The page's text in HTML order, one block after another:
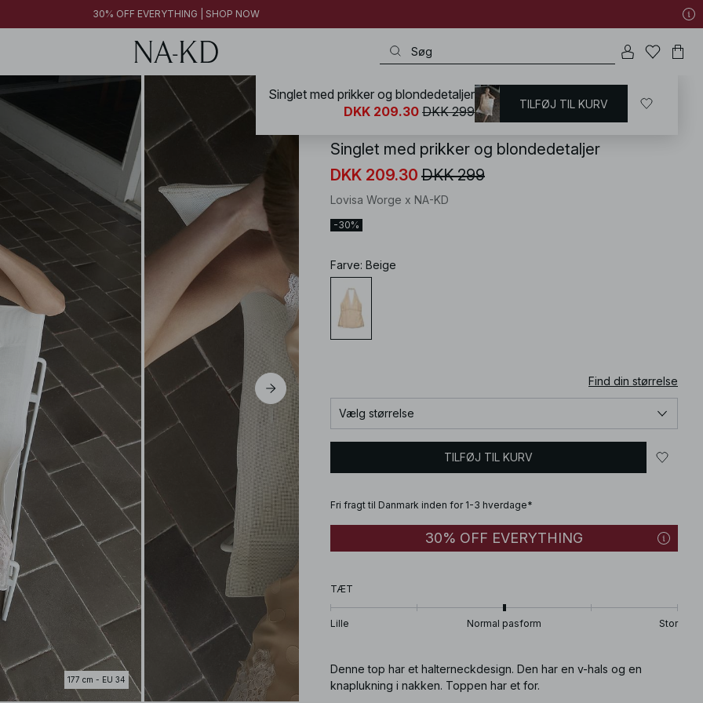
30% OFF EVERYTHING | SHOP NOW
177 cm - EU 34
NA-KD / T-shirts og Toppe / Halterneck top
Singlet med prikker og blondedetaljer
DKK 209.30 DKK 299
Lovisa Worge x NA-KD
-30%
Farve: Beige
Find din størrelse
Vælg størrelse
TILFØJ TIL KURV
Fri fragt til Danmark inden for 1-3 hverdage*
30% OFF EVERYTHING
TÆT
Lille Normal pasform Stor
Denne top har et halterneckdesign. Den har en v-hals og en
knaplukning i nakken. Toppen har et for.
Singlet med prikker og blondedetaljer
DKK 209.30 DKK 299 TILFØJ TIL KURV